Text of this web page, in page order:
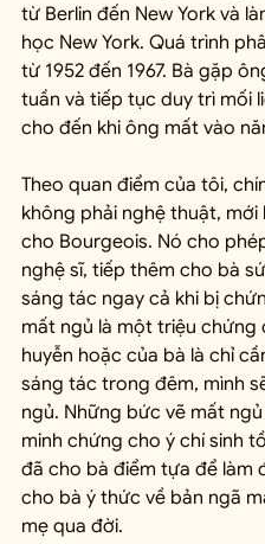
từ Berlin đến New York và
học New York. Quá trình
từ 1952 đến 1967. Bà gặp
tuần và tiếp tục duy trì mối
cho đến khi ông mất vào
Theo quan điểm của tôi,
không phải nghệ thuật,
cho Bourgeois. Nó cho
nghệ sĩ, tiếp thêm cho bà
sáng tác ngay cả khi bị
mất ngủ là một triệu chứng
huyễn hoặc của bà là chỉ
sáng tác trong đêm, mình
ngủ. Những bức vẽ mất
minh chứng cho ý chí sinh
đã cho bà điểm tựa để làm
cho bà ý thức về bản ngã
mẹ qua đời.